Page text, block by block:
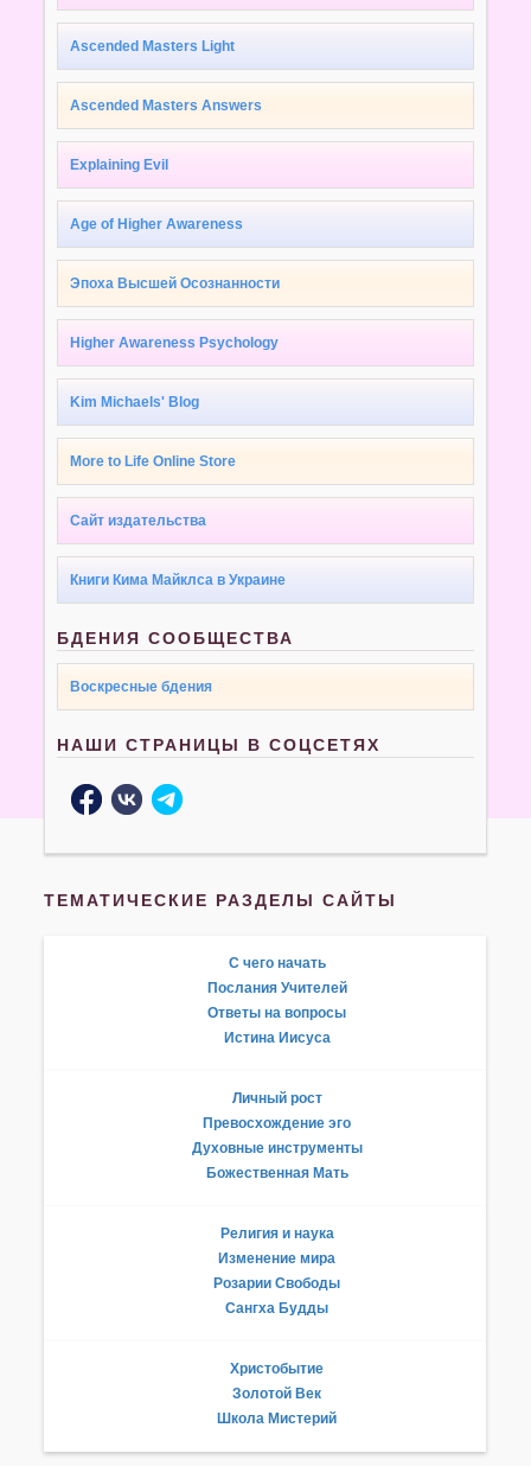
Ascended Masters Light
Ascended Masters Answers
Explaining Evil
Age of Higher Awareness
Эпоха Высшей Осознанности
Higher Awareness Psychology
Kim Michaels' Blog
More to Life Online Store
Сайт издательства
Книги Кима Майклса в Украине
БДЕНИЯ СООБЩЕСТВА
Воскресные бдения
НАШИ СТРАНИЦЫ В СОЦСЕТЯХ
ТЕМАТИЧЕСКИЕ РАЗДЕЛЫ САЙТЫ
С чего начать
Послания Учителей
Ответы на вопросы
Истина Иисуса
Личный рост
Превосхождение эго
Духовные инструменты
Божественная Мать
Религия и наука
Изменение мира
Розарии Свободы
Сангха Будды
Христобытие
Золотой Век
Школа Мистерий